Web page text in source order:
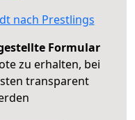
nach Prestlings
Formular
zu erhalten, bei
transparent